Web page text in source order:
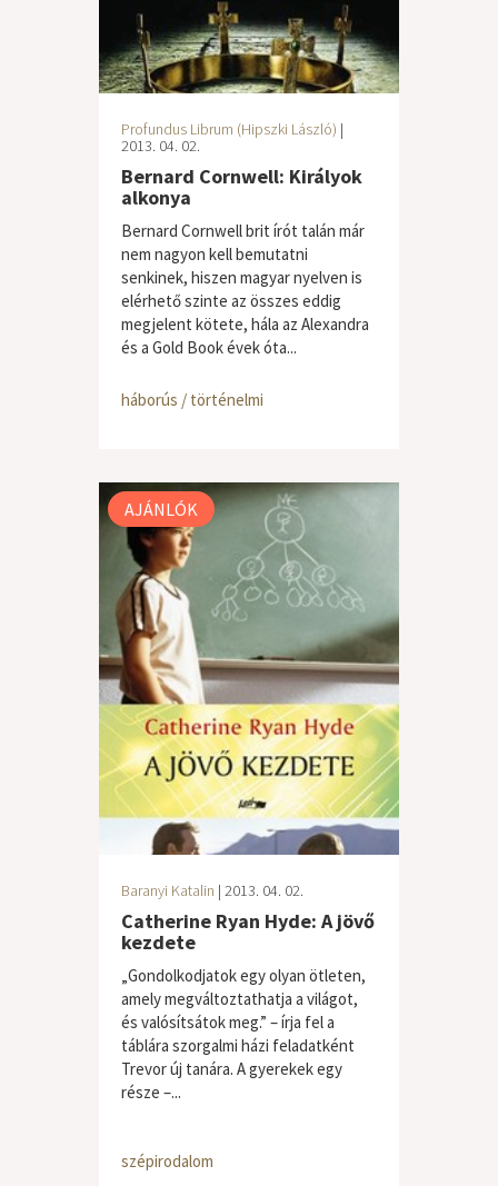
Profundus Librum (Hipszki László) |
2013. 04. 02.
Bernard Cornwell: Királyok
alkonya
Bernard Cornwell brit írót talán már
nem nagyon kell bemutatni
senkinek, hiszen magyar nyelven is
elérhető szinte az összes eddig
megjelent kötete, hála az Alexandra
és a Gold Book évek óta...
háborús / történelmi
AJÁNLÓK
Baranyi Katalin | 2013. 04. 02.
Catherine Ryan Hyde: A jövő
kezdete
„Gondolkodjatok egy olyan ötleten,
amely megváltoztathatja a világot,
és valósítsátok meg.” – írja fel a
táblára szorgalmi házi feladatként
Trevor új tanára. A gyerekek egy
része –...
szépirodalom